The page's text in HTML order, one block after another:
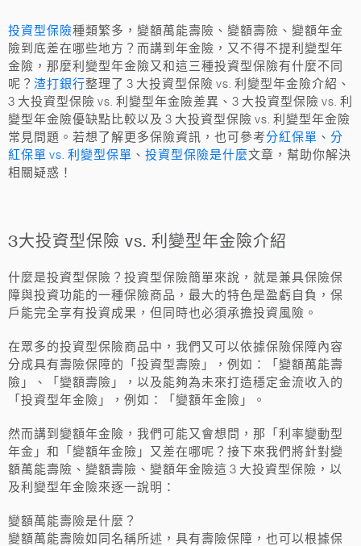
投資型保險種類繁多，變額萬能壽險、變額壽險、變額年金
險到底差在哪些地方？而講到年金險，又不得不提利變型年
金險，那麼利變型年金險又和這三種投資型保險有什麼不同
呢？ 渣打銀行整理了 3 大投資型保險 vs. 利變型年金險介紹、
3 大投資型保險 vs. 利變型年金險差異、3 大投資型保險 vs. 利
變型年金險優缺點比較以及 3 大投資型保險 vs. 利變型年金險
常見問題。若想了解更多保險資訊，也可參考分紅保單 、 分
紅保單 vs. 利變型保單 、 投資型保險是什麼文章，幫助你解決
相關疑惑！
3大投資型保險 vs. 利變型年金險介紹
什麼是投資型保險？投資型保險簡單來說，就是兼具保險保
障與投資功能的一種保險商品，最大的特色是盈虧自負，保
戶能完全享有投資成果，但同時也必須承擔投資風險。
在眾多的投資型保險商品中，我們又可以依據保險保障內容
分成具有壽險保障的「投資型壽險」，例如：「變額萬能壽
險」、「變額壽險」，以及能夠為未來打造穩定金流收入的
「投資型年金險」，例如：「變額年金險」。
然而講到變額年金險，我們可能又會想問，那「利率變動型
年金」和「變額年金險」又差在哪呢？接下來我們將針對變
額萬能壽險、變額壽險、變額年金險這 3 大投資型保險，以
及利變型年金險來逐一說明：
變額萬能壽險是什麼？
變額萬能壽險如同名稱所述，具有壽險保障，也可以根據保